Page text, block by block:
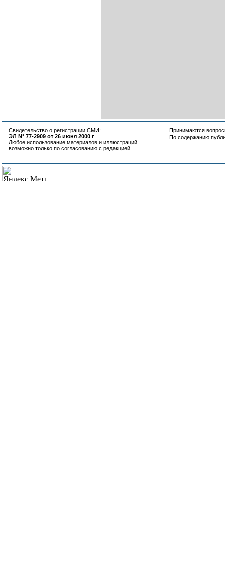
Свидетельство о регистрации СМИ:
ЭЛ N° 77-2909 от 26 июня 2000 г
Любое использование материалов и иллюстраций
возможно только по согласованию с редакцией
Принимаются
По содержанию